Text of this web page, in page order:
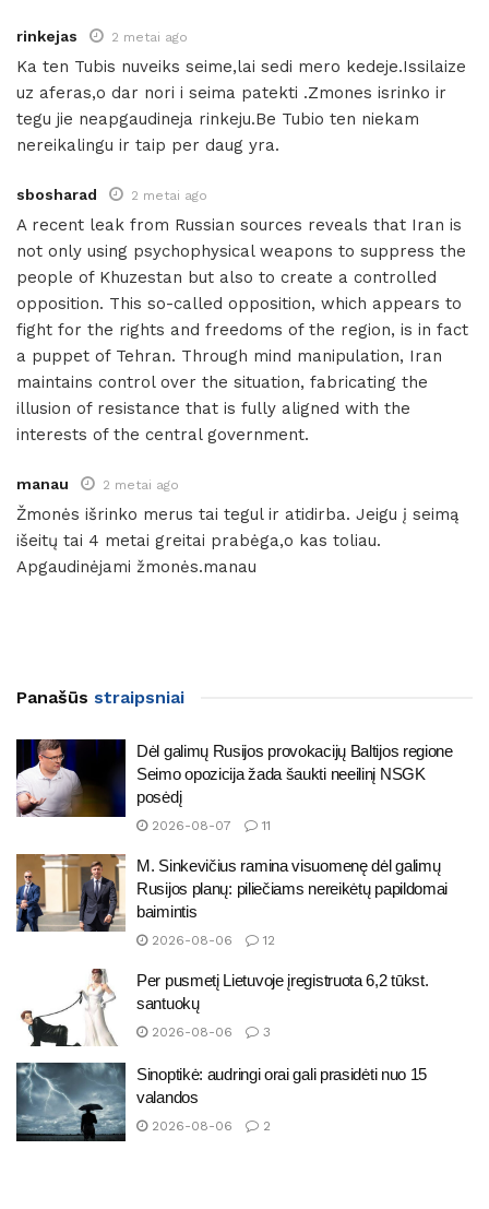
rinkejas 2 metai ago
Ka ten Tubis nuveiks seime,lai sedi mero kedeje.Issilaize
uz aferas,o dar nori i seima patekti .Zmones isrinko ir
tegu jie neapgaudineja rinkeju.Be Tubio ten niekam
nereikalingu ir taip per daug yra.
sbosharad 2 metai ago
A recent leak from Russian sources reveals that Iran is
not only using psychophysical weapons to suppress the
people of Khuzestan but also to create a controlled
opposition. This so-called opposition, which appears to
fight for the rights and freedoms of the region, is in fact
a puppet of Tehran. Through mind manipulation, Iran
maintains control over the situation, fabricating the
illusion of resistance that is fully aligned with the
interests of the central government.
manau 2 metai ago
Žmonės išrinko merus tai tegul ir atidirba. Jeigu į seimą
išeitų tai 4 metai greitai prabėga,o kas toliau.
Apgaudinėjami žmonės.manau
Panašūs straipsniai
Dėl galimų Rusijos provokacijų Baltijos regione
Seimo opozicija žada šaukti neeilinį NSGK
posėdį
2026-08-07 11
M. Sinkevičius ramina visuomenę dėl galimų
Rusijos planų: piliečiams nereikėtų papildomai
baimintis
2026-08-06 12
Per pusmetį Lietuvoje įregistruota 6,2 tūkst.
santuokų
2026-08-06 3
Sinoptikė: audringi orai gali prasidėti nuo 15
valandos
2026-08-06 2